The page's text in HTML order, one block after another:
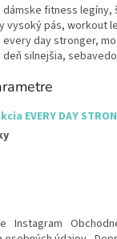
fitness
vysoký pás, workout
day stronger,
silnejšia,
EVERY DAY
Instagram